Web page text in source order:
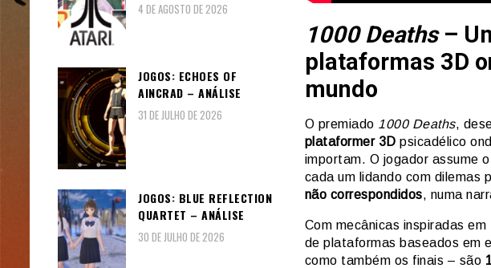
1000 Deaths–
plataformas 3D
mundo
O premiado 1000 Deaths,
plataformer 3D psicadélico
importam. O jogador assume
cada um lidando com dilemas
não correspondidos, numa
Com mecânicas inspiradas em
de plataformas baseados em
como também os finais – são
4 DE AGOSTO DE 2026
JOGOS: ECHOES OF
AINCRAD – ANÁLISE
31 DE JULHO DE 2026
JOGOS: BLUE REFLECTION
QUARTET – ANÁLISE
30 DE JULHO DE 2026